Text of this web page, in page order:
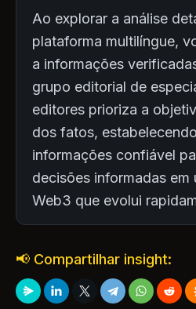
Ao explorar a análise
plataforma multilíngue,
a informações
grupo editorial de
editores prioriza a
dos fatos,
informações confiável
decisões informadas em
Web3 que evolui
📢 Compartilhar insight: